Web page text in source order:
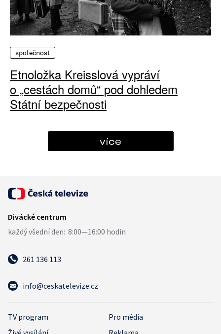
společnost
Etnoložka Kreisslová vypráví
o „cestách domů“ pod dohledem
Státní bezpečnosti
více
261 136 113
info@ceskatelevize.cz
TV program
Pro média